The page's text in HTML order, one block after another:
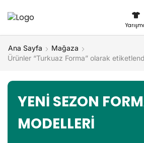
Ana Sayfa
Mağaza
Ürünler “Turkuaz Forma” olarak
YENİ SEZON
MODELLERİ